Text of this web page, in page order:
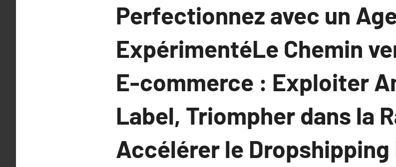
Perfectionnez avec un
ExpérimentéLe Chemin
E-commerce : Exploiter
Label, Triompher dans la
Accélérer le Dropshipping